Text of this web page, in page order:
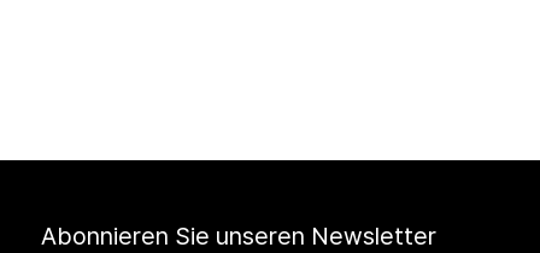
Abonnieren Sie unseren Newsletter